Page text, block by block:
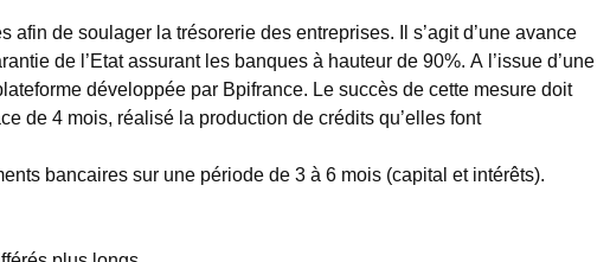
de soulager la trésorerie des entreprises. Il s’agit d’une avance
de l’Etat assurant les banques à hauteur de 90%. A l’issue d’une
développée par Bpifrance. Le succès de cette mesure doit
de 4 mois, réalisé la production de crédits qu’elles font
bancaires sur une période de 3 à 6 mois (capital et intérêts).